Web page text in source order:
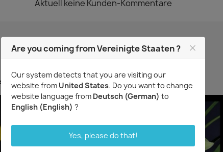
Aktuell keine Kunden-Kommentare
haben, kauften auch ...
Are you coming from Vereinigte Staaten ?
Our system detects that you are visiting our
website from United States. Do you want to change
website language from Deutsch (German) to
English (English) ?
Yes, please do that!